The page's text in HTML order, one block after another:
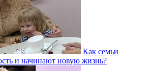
Как семьи
и начинают новую жизнь?